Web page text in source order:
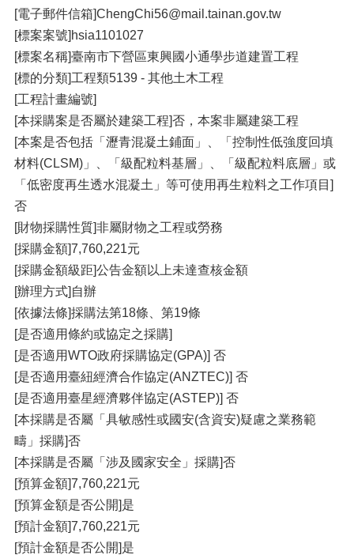
[電子郵件信箱]ChengChi56@mail.tainan.gov.tw
[標案案號]hsia1101027
[標案名稱]臺南市下營區東興國小通學步道建置工程
[標的分類]工程類5139 - 其他土木工程
[工程計畫編號]
[本採購案是否屬於建築工程]否，本案非屬建築工程
[本案是否包括「瀝青混凝土鋪面」、「控制性低強度回填
材料(CLSM)」、「級配粒料基層」、「級配粒料底層」或
「低密度再生透水混凝土」等可使用再生粒料之工作項目]
否
[財物採購性質]非屬財物之工程或勞務
[採購金額]7,760,221元
[採購金額級距]公告金額以上未達查核金額
[辦理方式]自辦
[依據法條]採購法第18條、第19條
[是否適用條約或協定之採購]
[是否適用WTO政府採購協定(GPA)] 否
[是否適用臺紐經濟合作協定(ANZTEC)] 否
[是否適用臺星經濟夥伴協定(ASTEP)] 否
[本採購是否屬「具敏感性或國安(含資安)疑慮之業務範
疇」採購]否
[本採購是否屬「涉及國家安全」採購]否
[預算金額]7,760,221元
[預算金額是否公開]是
[預計金額]7,760,221元
[預計金額是否公開]是